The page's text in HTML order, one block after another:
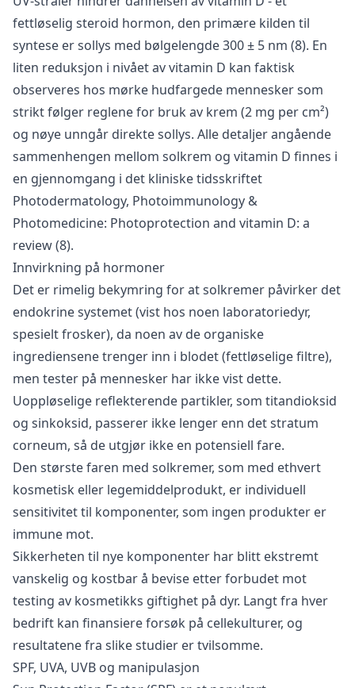
fettløselig steroid hormon, den primære kilden til
syntese er sollys med bølgelengde 300 ± 5 nm (8). En
liten reduksjon i nivået av vitamin D kan faktisk
observeres hos mørke hudfargede mennesker som
strikt følger reglene for bruk av krem (2 mg per cm²)
og nøye unngår direkte sollys. Alle detaljer angående
sammenhengen mellom solkrem og vitamin D finnes i
en gjennomgang i det kliniske tidsskriftet
Photodermatology, Photoimmunology &
Photomedicine: Photoprotection and vitamin D: a
review (8).
Innvirkning på hormoner
Det er rimelig bekymring for at solkremer påvirker det
endokrine systemet (vist hos noen laboratoriedyr,
spesielt frosker), da noen av de organiske
ingrediensene trenger inn i blodet (fettløselige filtre),
men tester på mennesker har ikke vist dette.
Uoppløselige reflekterende partikler, som titandioksid
og sinkoksid, passerer ikke lenger enn det stratum
corneum, så de utgjør ikke en potensiell fare.
Den største faren med solkremer, som med ethvert
kosmetisk eller legemiddelprodukt, er individuell
sensitivitet til komponenter, som ingen produkter er
immune mot.
Sikkerheten til nye komponenter har blitt ekstremt
vanskelig og kostbar å bevise etter forbudet mot
testing av kosmetikks giftighet på dyr. Langt fra hver
bedrift kan finansiere forsøk på cellekulturer, og
resultatene fra slike studier er tvilsomme.
SPF, UVA, UVB og manipulasjon